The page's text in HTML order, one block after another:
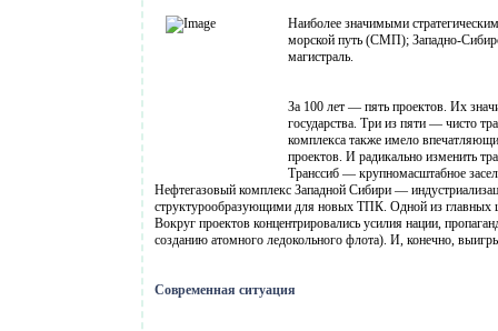
Наиболее значимыми
морской путь (СМП); Западно-
магистраль.
За 100 лет — пять проектов. Их
государства. Три из пяти — чисто
комплекса также имело
проектов. И радикально изменить
Транссиб — крупномасштабное
Нефтегазовый комплекс Западной Сибири —
структурообразующими для новых ТПК. Одной из главных
Вокруг проектов концентрировались усилия нации,
созданию атомного ледокольного флота). И, конечно,
Современная ситуация